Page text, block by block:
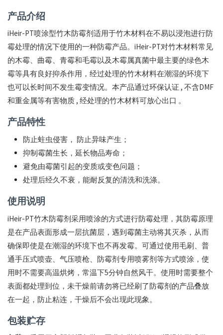
应
商
厂
家
产品介绍
iHeir-PT喷涂型竹木防霉剂适用于竹木材料在不易以浸泡进行防
霉处理的情况下使用的一种防霉产品。iHeir-PT对竹木材料常见
的木霉、曲霉、青霉和毛霉以及木霉属真菌中最主要的绿色木
霉等具有良好抑杀作用，经过处理的竹木材料在潮湿的环境下
也可以长时间不发生霉变情况。本产品通过环保认证 , 不含DMF
和重金属等有害物质 , 经处理的竹木材料可放心出口 。
产品特性
防止蛀虫侵害， 防止异味产生；
抑制霉菌生长，延长物品寿命；
避免由霉菌引起的变质或变色问题；
处理后经久不衰，能耐反复的清洗和洗涤。
使用说明
iHeir-PT竹木防霉剂采用喷涂的方式进行防霉处理，其防霉原理
是在产品表面形成一层抗菌层，遇到霉菌主动将其灭杀，从而
确保即使是在潮湿的环境下也不再发霉。可通过使用毛刷、普
通手压式喷壶、气压喷枪、防霉剂专用喷雾剂等方式喷涂，使
用时不需要高温烘烤，常温下5分钟自然风干。使用时需要整个
表面都处理到位，未干燥前请勿将已经刷了防霉剂的产品叠放
在一起，防止粘连，干燥后不会出现此现象。
包装贮存